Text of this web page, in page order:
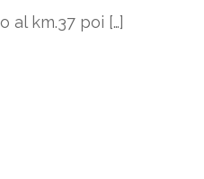
al km.37 poi […]